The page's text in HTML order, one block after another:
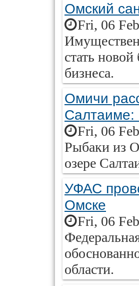
Омский
Fri, 06
стать
бизнеса.
Омичи
Салтаиме:
Fri, 06
Рыбаки из
озере
УФАС
Омске
Fri, 06
области.